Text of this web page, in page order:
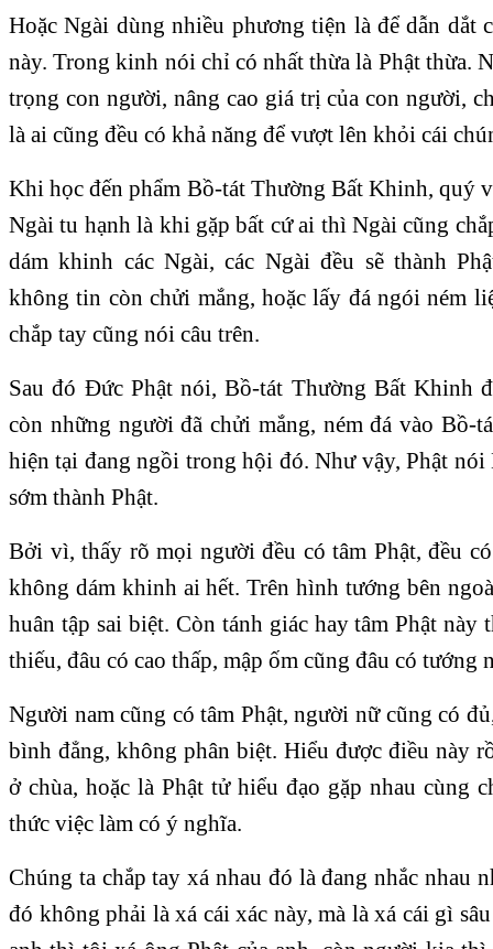
Hoặc Ngài dùng nhiều phương tiện là để dẫn dắt
này. Trong kinh nói chỉ có nhất thừa là Phật thừa.
trọng con người, nâng cao giá trị của con người,
là ai cũng đều có khả năng để vượt lên khỏi cái
Khi học đến phẩm Bồ-tát Thường Bất Khinh, quý
Ngài tu hạnh là khi gặp bất cứ ai thì Ngài cũng
dám khinh các Ngài, các Ngài đều sẽ thành
không tin còn chửi mắng, hoặc lấy đá ngói ném
chắp tay cũng nói câu trên.
Sau đó Đức Phật nói, Bồ-tát Thường Bất Khinh
còn những người đã chửi mắng, ném đá vào Bồ-
hiện tại đang ngồi trong hội đó. Như vậy, Phật nói
sớm thành Phật.
Bởi vì, thấy rõ mọi người đều có tâm Phật, đều
không dám khinh ai hết. Trên hình tướng bên
huân tập sai biệt. Còn tánh giác hay tâm Phật này
thiếu, đâu có cao thấp, mập ốm cũng đâu có tướng
Người nam cũng có tâm Phật, người nữ cũng có
bình đẳng, không phân biệt. Hiểu được điều này
ở chùa, hoặc là Phật tử hiểu đạo gặp nhau cùng
thức việc làm có ý nghĩa.
Chúng ta chắp tay xá nhau đó là đang nhắc nhau
đó không phải là xá cái xác này, mà là xá cái gì